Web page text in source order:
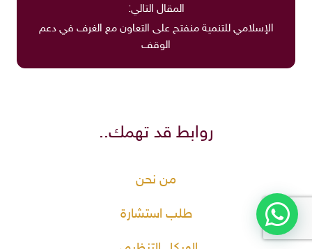
المقال التالي:
الإسلامي للتنمية منفتح على التعاون مع الغرف في دعم
الوقف
روابط قد تهمك..
من نحن
طلب استشارة